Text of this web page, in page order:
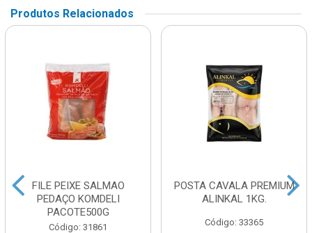
Produtos Relacionados
FILE PEIXE SALMAO
PEDAÇO KOMDELI
PACOTE500G
Código: 31861
POSTA CAVALA PREMIUM
ALINKAL 1KG.
Código: 33365